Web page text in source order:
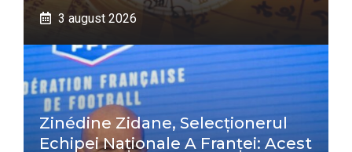
3 august 2026
Zinédine Zidane, Selecționerul
Echipei Naționale A Franței: Acest